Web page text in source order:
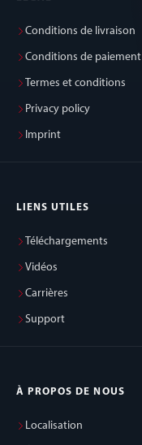
Conditions de livraison
Conditions de paiement
Termes et conditions
Privacy policy
Imprint
LIENS UTILES
Téléchargements
Vidéos
Carrières
Support
À PROPOS DE NOUS
Localisation